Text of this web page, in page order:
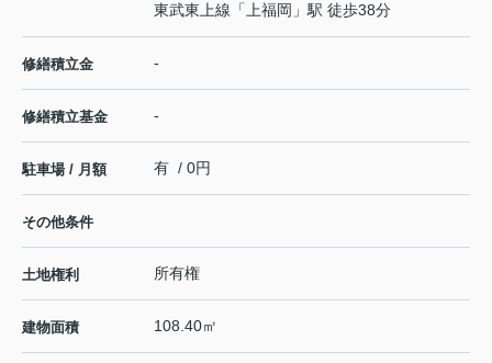
東武東上線 「 上福岡 」駅 徒歩38分
修繕積立金 -
修繕積立基金 -
駐車場 / 月額 有 / 0円
その他条件
土地権利 所有権
建物面積 108.40㎡